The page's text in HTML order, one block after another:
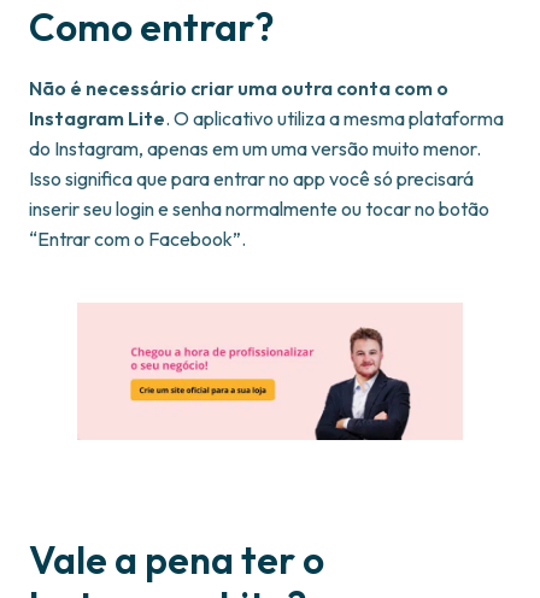
Como entrar?
Não é necessário criar uma outra conta com o
Instagram Lite. O aplicativo utiliza a mesma plataforma
do Instagram, apenas em um uma versão muito menor.
Isso significa que para entrar no app você só precisará
inserir seu login e senha normalmente ou tocar no botão
“Entrar com o Facebook”.
Vale a pena ter o